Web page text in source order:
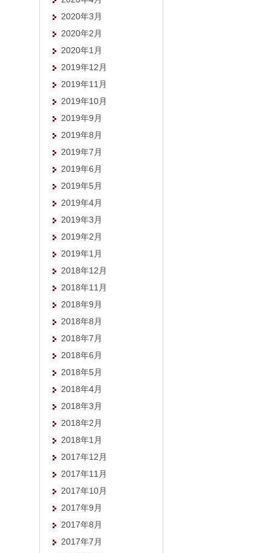
2020年3月
2020年2月
2020年1月
2019年12月
2019年11月
2019年10月
2019年9月
2019年8月
2019年7月
2019年6月
2019年5月
2019年4月
2019年3月
2019年2月
2019年1月
2018年12月
2018年11月
2018年9月
2018年8月
2018年7月
2018年6月
2018年5月
2018年4月
2018年3月
2018年2月
2018年1月
2017年12月
2017年11月
2017年10月
2017年9月
2017年8月
2017年7月